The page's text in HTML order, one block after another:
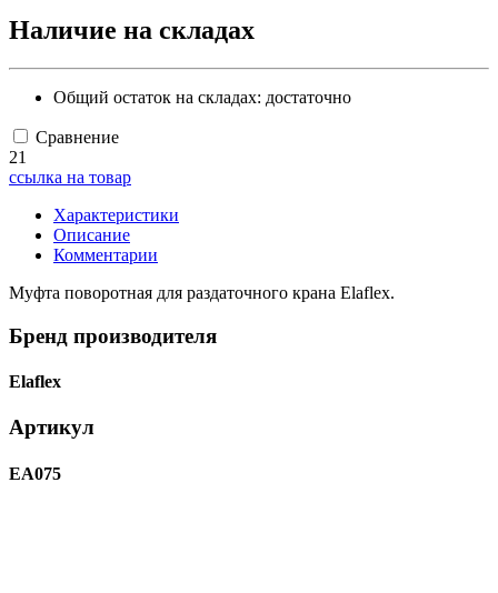
Наличие на складах
Общий остаток на складах: достаточно
Сравнение
21
ссылка на товар
Характеристики
Описание
Комментарии
Муфта поворотная для раздаточного крана Elaflex.
Бренд производителя
Elaflex
Артикул
EA075